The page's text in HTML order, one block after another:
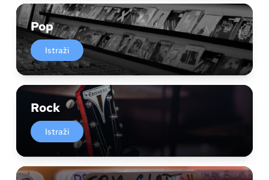
Pop
Istraži
Rock
Istraži